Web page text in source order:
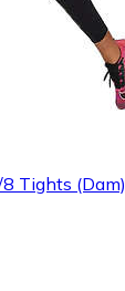
Tights (Dam)